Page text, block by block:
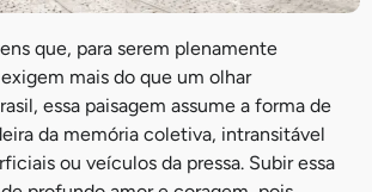
que, para serem plenamente
mais do que um olhar
essa paisagem assume a forma de
da memória coletiva, intransitável
ou veículos da pressa. Subir essa